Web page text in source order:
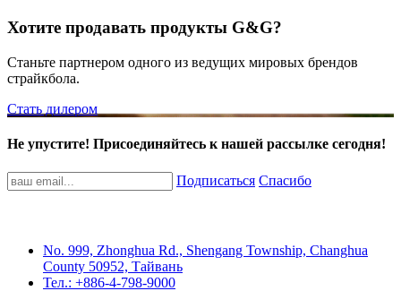
Хотите продавать продукты G&G?
Станьте партнером одного из ведущих мировых брендов
страйкбола.
Стать дилером
Не упустите! Присоединяйтесь к нашей рассылке сегодня!
Подписаться Спасибо
No. 999, Zhonghua Rd., Shengang Township, Changhua
County 50952, Тайвань
Тел.: +886-4-798-9000